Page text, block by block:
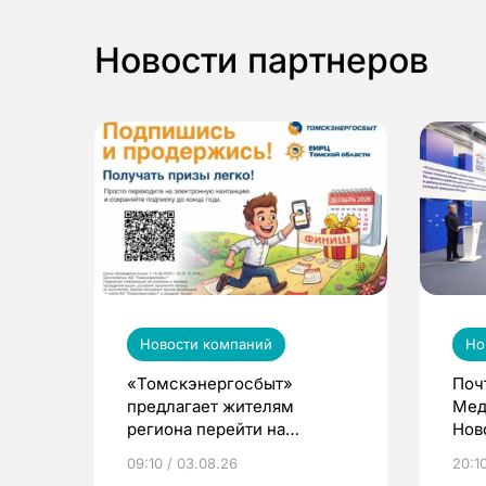
Новости партнеров
Новости компаний
«Томскэнергосбыт»
предлагает жителям
региона перейти на
выиграть призы
09:10 / 03.08.26